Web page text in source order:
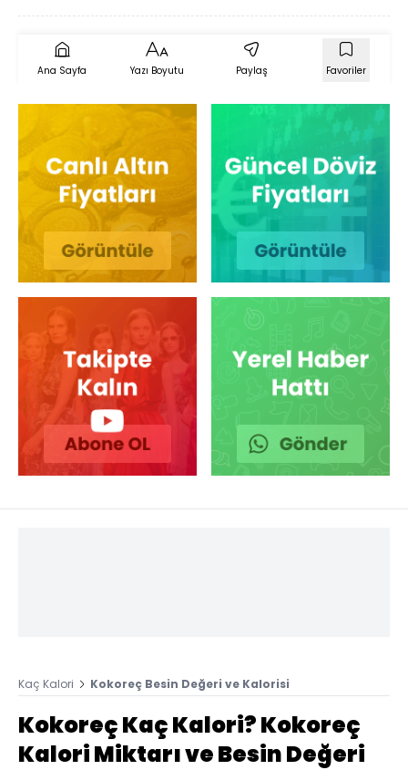
Ana Sayfa Yazı Boyutu Paylaş Favoriler
Kaç Kalori Kokoreç Besin Değeri ve Kalorisi
Kokoreç Kaç Kalori? Kokoreç
Kalori Miktarı ve Besin Değeri